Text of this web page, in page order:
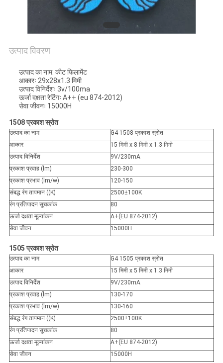
उत्पाद विवरण
उत्पाद का नाम: कीट फिलामेंट
आकारः 29x28x1.3 मिमी
उत्पाद विनिर्देशः 3v/100ma
ऊर्जा दक्षता रेटिंगः A++ (eu 874-2012)
सेवा जीवनः 15000H
1508 प्रकाश स्रोत
उत्पाद का नाम
G4 1508 प्रकाश स्रोत
आकार
15 मिमी x 8 मिमी x 1.3 मिमी
उत्पाद विनिर्देश
9V/230mA
प्रकाश प्रवाह (lm)
230-300
प्रकाश प्रभाव (lm/w)
120-150
संबद्ध रंग तापमान ((K)
2500±100K
रंग प्रतिपादन सूचकांक
80
ऊर्जा दक्षता मूल्यांकन
A+(EU 874-2012)
सेवा जीवन
15000H
1505 प्रकाश स्रोत
उत्पाद का नाम
G4 1505 प्रकाश स्रोत
आकार
15 मिमी x 5 मिमी x 1.3 मिमी
उत्पाद विनिर्देश
9V/230mA
प्रकाश प्रवाह (lm)
130-170
प्रकाश प्रभाव (lm/w)
130-160
संबद्ध रंग तापमान ((K)
2500±100K
रंग प्रतिपादन सूचकांक
80
ऊर्जा दक्षता मूल्यांकन
A+(EU 874-2012)
सेवा जीवन
15000H